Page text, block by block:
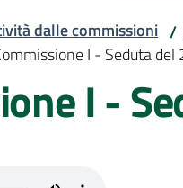
dalle commissioni /
I - Seduta
I -